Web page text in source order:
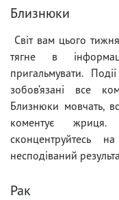
Близнюки
Світ вам цього
тягне в
пригальмувати.
зобов’язані все
Близнюки мовчать,
коментує
сконцентруйтесь
несподіваний
Рак